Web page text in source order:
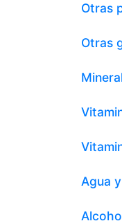
Otras
Otras
Agua